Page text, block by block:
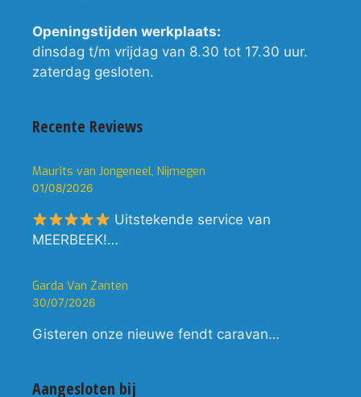
Openingstijden werkplaats:
dinsdag t/m vrijdag van 8.30 tot 17.30 uur.
zaterdag gesloten.
Recente Reviews
Maurits van Jongeneel, Nijmegen
01/08/2026
Uitstekende service van
MEERBEEK!…
Garda Van Zanten
30/07/2026
Gisteren onze nieuwe fendt caravan…
Aangesloten bij